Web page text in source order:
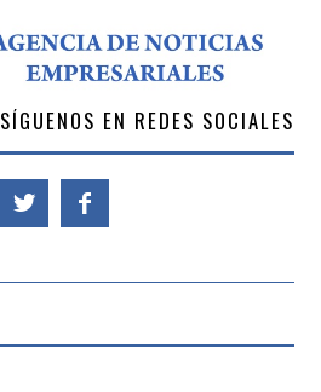
SÍGUENOS EN REDES SOCIALES